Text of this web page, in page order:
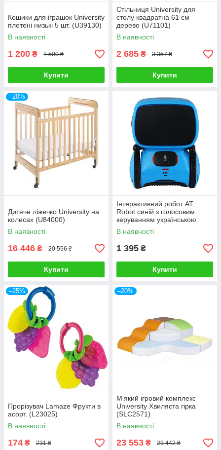
Кошики для іграшок University
плетені низькі 5 шт. (U39130)
В наявності
1 200 ₴ 1 500 ₴
Купити
Стільниця University для
столу квадратна 61 см
дерево (U71101)
В наявності
2 685 ₴ 3 357 ₴
Купити
–20%
Дитяче ліжечко University на
колесах (U84000)
В наявності
16 446 ₴ 20 556 ₴
Купити
Інтерактивний робот AT
Robot синій з голосовим
керуванням українською
мовою AT001-05-UKR
В наявності
1 395 ₴
Купити
–25%
Прорізувач Lamaze Фрукти в
асорт. (L23025)
В наявності
174 ₴ 231 ₴
–20%
М'який ігровий комплекс
University Хвиляста гірка
(SLC2571)
В наявності
23 553 ₴ 29 442 ₴